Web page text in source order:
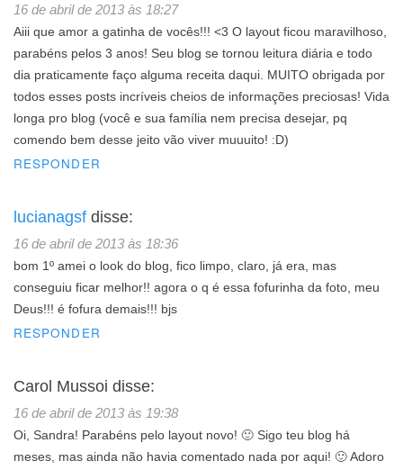
16 de abril de 2013 às 18:27
Aiii que amor a gatinha de vocês!!! <3 O layout ficou maravilhoso,
parabéns pelos 3 anos! Seu blog se tornou leitura diária e todo
dia praticamente faço alguma receita daqui. MUITO obrigada por
todos esses posts incríveis cheios de informações preciosas! Vida
longa pro blog (você e sua família nem precisa desejar, pq
comendo bem desse jeito vão viver muuuito! :D)
RESPONDER
lucianagsf disse:
16 de abril de 2013 às 18:36
bom 1º amei o look do blog, fico limpo, claro, já era, mas
conseguiu ficar melhor!! agora o q é essa fofurinha da foto, meu
Deus!!! é fofura demais!!! bjs
RESPONDER
Carol Mussoi disse:
16 de abril de 2013 às 19:38
Oi, Sandra! Parabéns pelo layout novo! 🙂 Sigo teu blog há
meses, mas ainda não havia comentado nada por aqui! 🙂 Adoro